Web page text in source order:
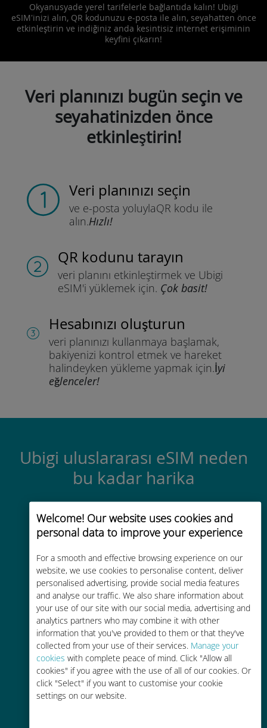
Welcome! Our website uses cookies and
personal data to improve your experience
For a smooth and effective browsing experience on our
website, we use cookies to personalise content, deliver
personalised advertising, provide social media features
and analyse our traffic. We also share information about
your use of our site with our social media, advertising and
analytics partners who may combine it with other
information that you've provided to them or that they've
collected from your use of their services. Manage your
cookies with complete peace of mind. Click "Allow all
cookies" if you agree with the use of all of our cookies. Or
click "Select" if you want to customise your cookie
settings on our website.
Okyanusyade yerel tarifelerle bağlantıda kalın! Ubigi
eSIM'inizi alın, QR kodunuzu e-posta ile alın, seyahatten önce
etkinleştirin ve indiğiniz anda kesintisiz internet erişiminin
keyfini çıkarın!
Veri planınızı bugün seçin ve
seyahatinizden önce
etkinleştirin!
Veri planınızı seçin
ve e-posta yoluylaQR kodu ile
alın.Hızlı!
QR kodunu tarayın
veri planını etkinleştirmek ve Ubigi
eSIM'i yüklemek için. Çok basit!
Hesabınızı oluşturun
veri planınızı kullanmaya başlamak,
bakiyenizi kontrol etmek ve hareket
halindeyken yükleme yapmak için.İyi
eğlenceler!
Ubigi uluslararası eSIM neden
bu kadar harika
Anında aktivasyon
Dakikalar içinde e-posta yoluyla bir
QR kodu alın ve tarayın
Küresel